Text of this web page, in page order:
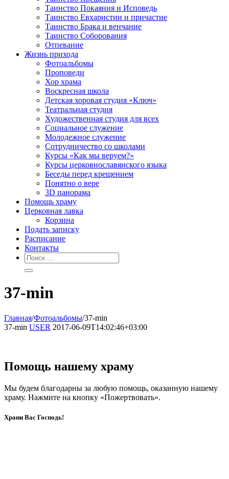
Таинство Покаяния и Исповедь
Таинство Евхаристии и причастие
Таинство Брака и венчание
Таинство Соборования
Отпевание
Жизнь прихода
Фотоальбомы
Проповеди
Хор храма
Воскресная школа
Детская хоровая студия «Ключ»
Театральная студия
Х​удожественная студия для всех
Социальное служение
Молодежное служение
Сотрудничество со школами
Курсы «Как мы веруем?»
Курсы церковнославянского языка
Беседы перед крещением
Понятно о вере
3D панорама
Помощь храму
Церковная лавка
Корзина
Подать записку
Расписание
Контакты
37-min
Главная/Фотоальбомы/37-min
37-min USER 2017-06-09T14:02:46+03:00
Помощь нашему храму
Мы будем благодарны за любую помощь, оказанную нашему
храму. Нажмите на кнопку «Пожертвовать».
Храни Вас Господь!